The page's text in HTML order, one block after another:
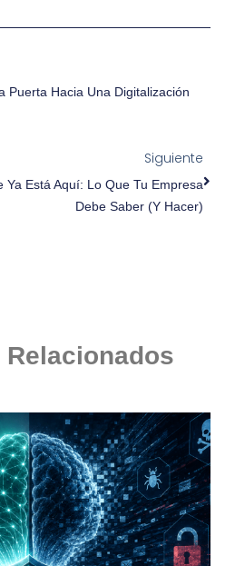
Puerta Hacia Una Digitalización
Siguiente
Ya Está Aquí: Lo Que Tu Empresa
Debe Saber (y Hacer)